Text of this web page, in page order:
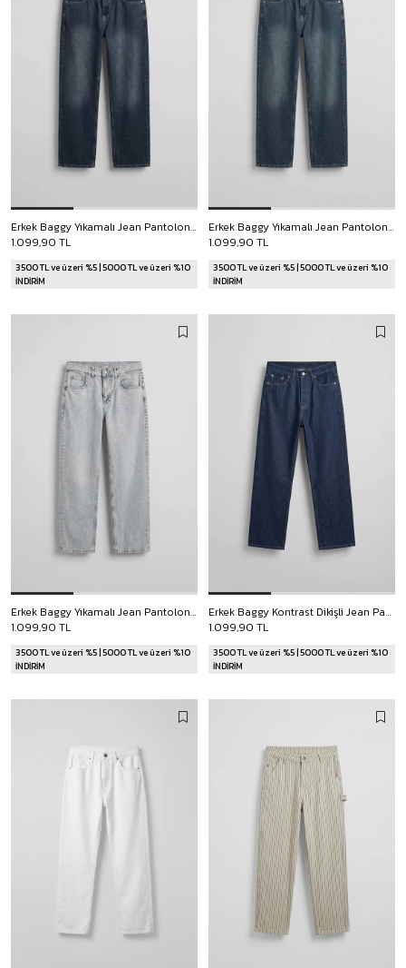
Erkek Baggy Yıkamalı Jean Pantolon Lacivert
1.099,90 TL
3500 TL ve üzeri %5 | 5000 TL ve üzeri %10
İNDİRİM
Erkek Baggy Yıkamalı Jean Pantolon Lacivert
1.099,90 TL
3500 TL ve üzeri %5 | 5000 TL ve üzeri %10
İNDİRİM
Erkek Baggy Yıkamalı Jean Pantolon Buz Mavi
1.099,90 TL
3500 TL ve üzeri %5 | 5000 TL ve üzeri %10
İNDİRİM
Erkek Baggy Kontrast Dikişli Jean Pantolon Lacivert
1.099,90 TL
3500 TL ve üzeri %5 | 5000 TL ve üzeri %10
İNDİRİM